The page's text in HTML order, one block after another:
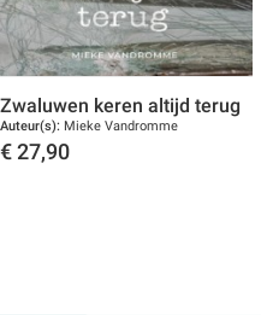
Zwaluwen keren altijd terug
Auteur(s): Mieke Vandromme
€ 27,90